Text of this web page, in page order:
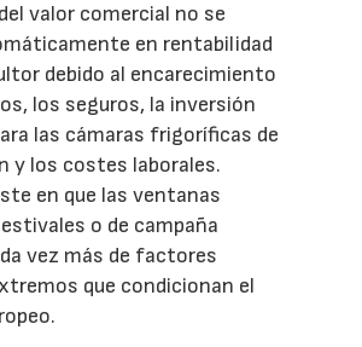
valor comercial no se
en rentabilidad
debido al encarecimiento
los seguros, la inversión
las cámaras frigoríficas de
y los costes laborales.
en que las ventanas
o de campaña
vez más de factores
que condicionan el